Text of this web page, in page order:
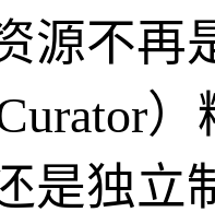
源不再
是独立